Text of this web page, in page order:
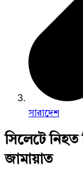
সারাদেশ
সিলেটে নিহত
জামায়াত